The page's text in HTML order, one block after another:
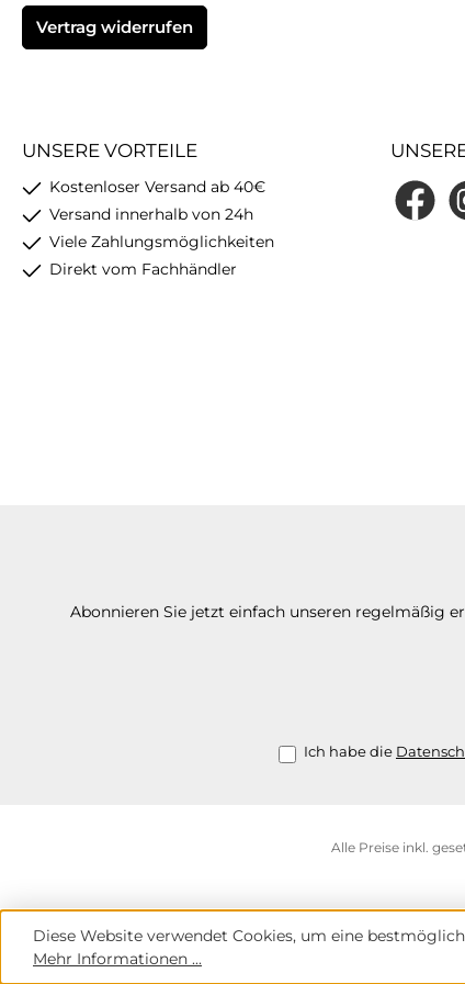
Vertrag widerrufen
UNSERE VORTEILE
Kostenloser Versand ab 40€
Versand innerhalb von 24h
Viele Zahlungsmöglichkeiten
Direkt vom Fachhändler
Facebook
Abonnieren Sie jetzt einfach unseren regelmäßig
Ich habe die
Alle Preise inkl.
Diese Website verwendet Cookies, um eine
Mehr Informationen ...